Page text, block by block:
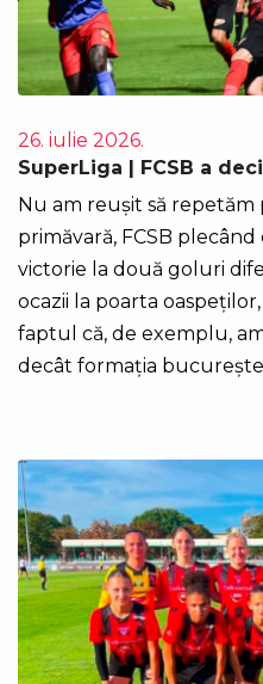
26. iulie 2026.
SuperLiga | FCSB a
Nu am reușit să
primăvară, FCSB
victorie la două goluri
ocazii la poarta
faptul că, de exemplu,
decât formația